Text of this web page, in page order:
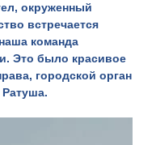
окруженный
встречается
команда
Это было красивое
городской орган
Ратуша.